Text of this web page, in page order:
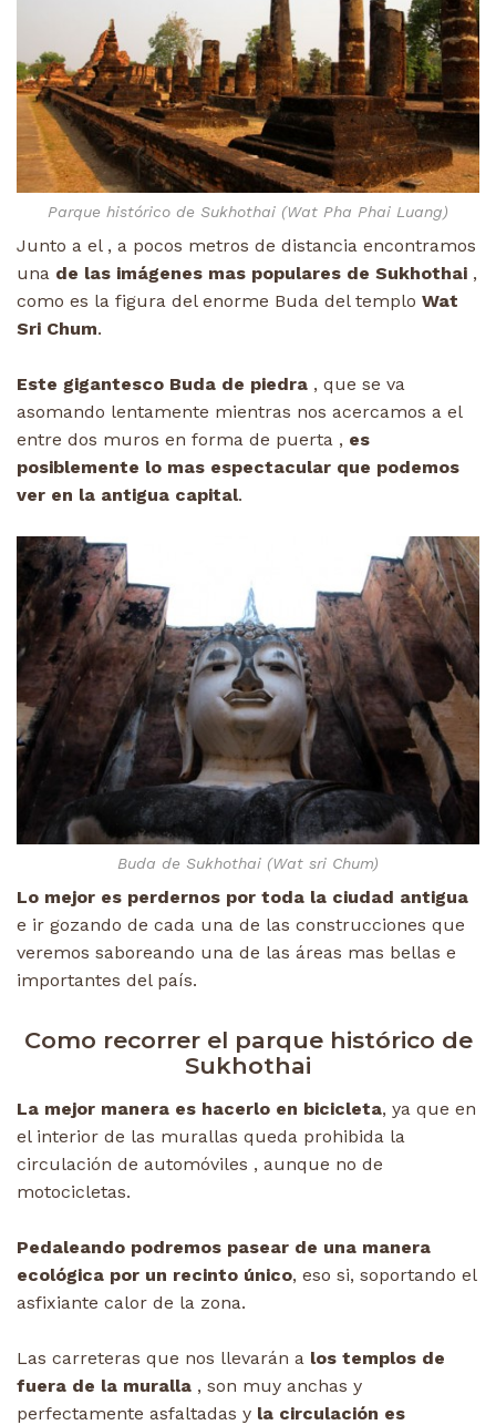
Parque histórico de Sukhothai (Wat Pha Phai Luang)
Junto a el , a pocos metros de distancia encontramos
una de las imágenes mas populares de Sukhothai ,
como es la figura del enorme Buda del templo Wat
Sri Chum.
Este gigantesco Buda de piedra , que se va
asomando lentamente mientras nos acercamos a el
entre dos muros en forma de puerta , es
posiblemente lo mas espectacular que podemos
ver en la antigua capital.
Buda de Sukhothai (Wat sri Chum)
Lo mejor es perdernos por toda la ciudad antigua
e ir gozando de cada una de las construcciones que
veremos saboreando una de las áreas mas bellas e
importantes del país.
Como recorrer el parque histórico de
Sukhothai
La mejor manera es hacerlo en bicicleta, ya que en
el interior de las murallas queda prohibida la
circulación de automóviles , aunque no de
motocicletas.
Pedaleando podremos pasear de una manera
ecológica por un recinto único, eso si, soportando el
asfixiante calor de la zona.
Las carreteras que nos llevarán a los templos de
fuera de la muralla , son muy anchas y
perfectamente asfaltadas y la circulación es